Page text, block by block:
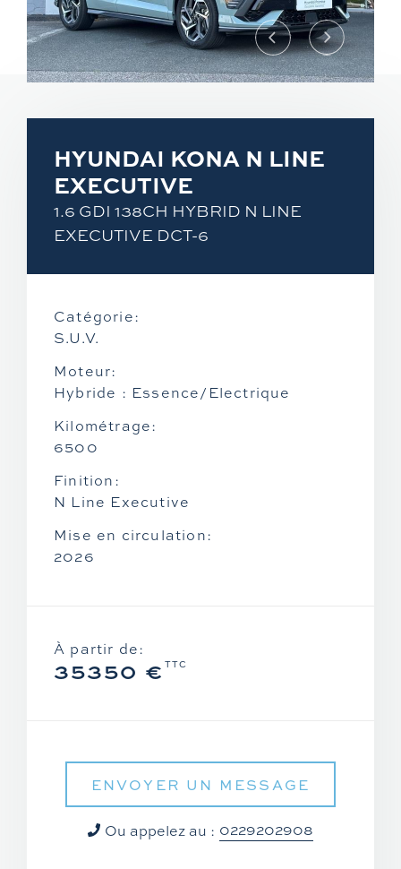
Hyundai
Mazda
Mitsubishi
Suzuki
Piaggio
Aprilia
Moto Guzzi
Zontes
Rayvolt
Exxite
Vans aménagés
Hanroad
HYUNDAI KONA N LINE
EXECUTIVE
1.6 GDI 138CH HYBRID N LINE
EXECUTIVE DCT-6
Catégorie:
S.U.V.
Moteur:
Hybride : Essence/Electrique
Kilométrage:
6500
Finition:
N Line Executive
Mise en circulation:
2026
À partir de:
35350 € TTC
ENVOYER UN MESSAGE
Ou appelez au : 0229202908